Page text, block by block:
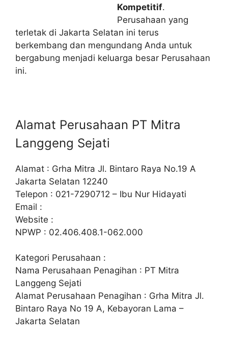
Kompetitif.
Perusahaan yang
terletak di Jakarta Selatan ini terus
berkembang dan mengundang Anda untuk
bergabung menjadi keluarga besar Perusahaan
ini.
Alamat Perusahaan PT Mitra
Langgeng Sejati
Alamat : Grha Mitra Jl. Bintaro Raya No.19 A
Jakarta Selatan 12240
Telepon : 021-7290712 – Ibu Nur Hidayati
Email :
Website :
NPWP : 02.406.408.1-062.000
Kategori Perusahaan :
Nama Perusahaan Penagihan : PT Mitra
Langgeng Sejati
Alamat Perusahaan Penagihan : Grha Mitra Jl.
Bintaro Raya No 19 A, Kebayoran Lama –
Jakarta Selatan